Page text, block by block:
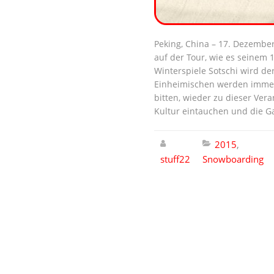
Peking, China – 17.
auf der Tour, wie es seinem
Winterspiele Sotschi wird
Einheimischen werden
bitten, wieder zu dieser
Kultur eintauchen und die
stuff22
2015,
Snowboarding